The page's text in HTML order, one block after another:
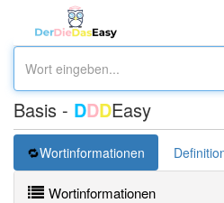
Basis - DDDEasy
Wortinformationen
Wortinformationen